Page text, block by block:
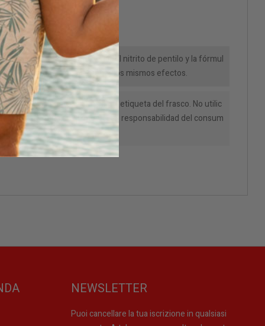
composición de nitrito legal. El nitrito de pentilo y la fórmul
mejor calidad para mantener los mismos efectos.
Siga las instrucciones de la etiqueta del frasco. No utilic
No inhalar. No ingerir. Es responsabilidad del consum
NEWSLETTER
Puoi cancellare la tua iscrizione in qualsiasi